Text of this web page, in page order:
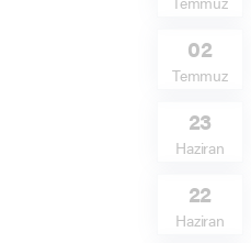
02
Temmuz
23
Haziran
22
Haziran